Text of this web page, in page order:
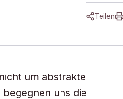
Teilen
um abstrakte
uns die